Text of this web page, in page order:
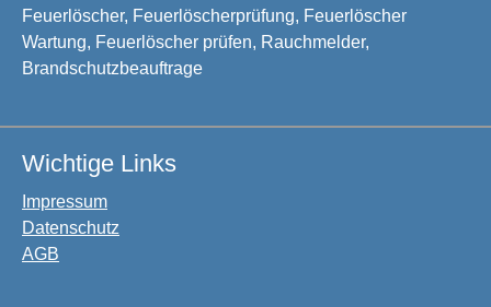
Feuerlöscher, Feuerlöscherprüfung, Feuerlöscher
Wartung, Feuerlöscher prüfen, Rauchmelder,
Brandschutzbeauftrage
Wichtige Links
Impressum
Datenschutz
AGB